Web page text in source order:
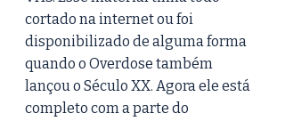
cortado na internet ou foi
disponibilizado de alguma forma
quando o Overdose também
lançou o Século XX. Agora ele está
completo com a parte do